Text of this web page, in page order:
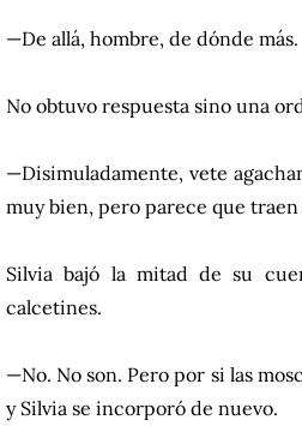
—De allá, hombre, de dónde más.
No obtuvo respuesta sino una
—Disimuladamente, vete
muy bien, pero parece que
Silvia bajó la mitad de su
calcetines.
—No. No son. Pero por si las
y Silvia se incorporó de nuevo.